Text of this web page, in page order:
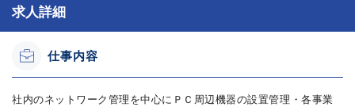
求人詳細
仕事内容
社内のネットワーク管理を中心にＰＣ周辺機器の設置管理・各事業